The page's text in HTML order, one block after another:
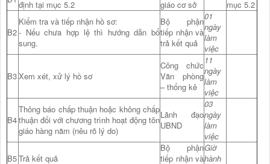
định tại mục 5.2
giáo cơ sở
mục 5.2
B2
Kiểm tra và tiếp nhận hồ sơ:
- Nếu chưa hợp lệ thì hướng dẫn bổ
sung.
Bộ phận
tiếp nhận và
trả kết quả
01
ngày
làm
việc
B3Xem xét, xử lý hồ sơ
Công chức
Văn phòng
– thống kê
11
ngày
làm
việc
B4
Thông báo chấp thuận hoặc không chấp
thuận đối với chương trình hoạt động tôn
giáo hàng năm (nêu rõ lý do)
Lãnh đạo
UBND
03
ngày
làm
việc
B5Trả kết quả
Bộ phận
tiếp nhận và
Giờ
hành